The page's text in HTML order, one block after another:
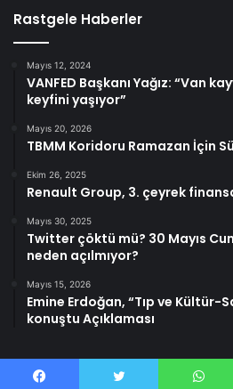
Rastgele Haberler
Mayıs 12, 2024
VANFED Başkanı Yağız: “Van
keyfini yaşıyor”
Mayıs 20, 2026
TBMM Koridoru Ramazan İçin
Ekim 26, 2025
Renault Group, 3. çeyrek
Mayıs 30, 2025
Twitter çöktü mü? 30 Mayıs
neden açılmıyor?
Mayıs 15, 2026
Emine Erdoğan, “Tıp ve
konuştu Açıklaması